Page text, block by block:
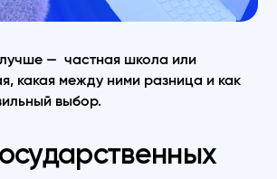
— частная школа или
какая между ними разница и как
выбор.